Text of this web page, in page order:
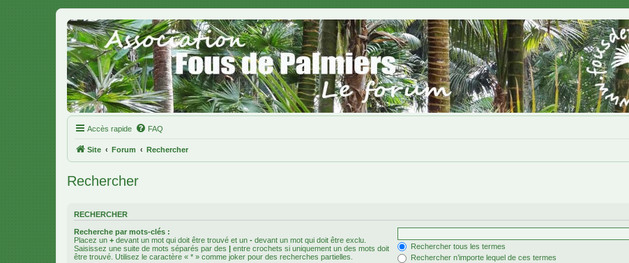
Accès rapide FAQ
Site Forum Rechercher
Rechercher
RECHERCHER
Recherche par mots-clés :
Placez un + devant un mot qui doit être trouvé et un - devant un mot qui doit être exclu.
Saisissez une suite de mots séparés par des | entre crochets si uniquement un des mots doit
être trouvé. Utilisez le caractère « * » comme joker pour des recherches partielles.
Rechercher tous les termes
Rechercher n’importe lequel de ces termes